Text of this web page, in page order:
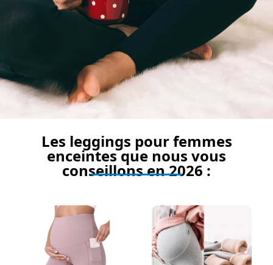
Les leggings pour femmes
enceintes que nous vous
conseillons en 2026 :